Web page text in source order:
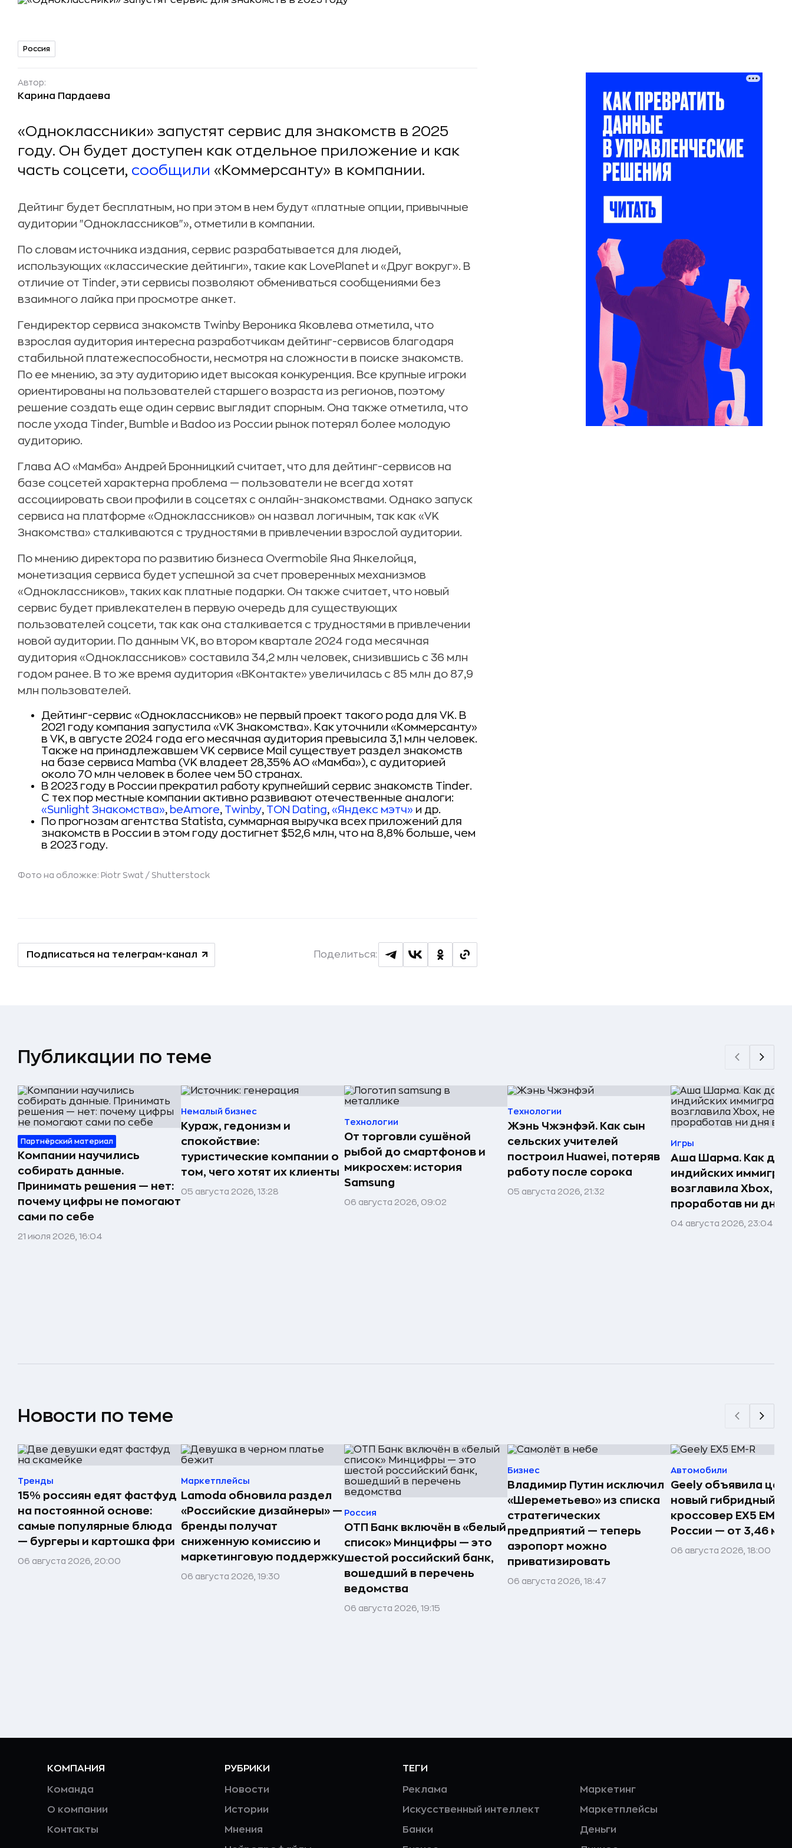
Россия
Автор:
Карина Пардаева
«Одноклассники» запустят сервис для знакомств в 2025
году. Он будет доступен как отдельное приложение и как
часть соцсети, сообщили «Коммерсанту» в компании.
Дейтинг будет бесплатным, но при этом в нем будут «платные опции, привычные
аудитории "Одноклассников"», отметили в компании.
По словам источника издания, сервис разрабатывается для людей,
использующих «классические дейтинги», такие как LovePlanet и «Друг вокруг». В
отличие от Tinder, эти сервисы позволяют обмениваться сообщениями без
взаимного лайка при просмотре анкет.
Гендиректор сервиса знакомств Twinby Вероника Яковлева отметила, что
взрослая аудитория интересна разработчикам дейтинг-сервисов благодаря
стабильной платежеспособности, несмотря на сложности в поиске знакомств.
По ее мнению, за эту аудиторию идет высокая конкуренция. Все крупные игроки
ориентированы на пользователей старшего возраста из регионов, поэтому
решение создать еще один сервис выглядит спорным. Она также отметила, что
после ухода Tinder, Bumble и Badoo из России рынок потерял более молодую
аудиторию.
Глава АО «Мамба» Андрей Бронницкий считает, что для дейтинг-сервисов на
базе соцсетей характерна проблема — пользователи не всегда хотят
ассоциировать свои профили в соцсетях с онлайн-знакомствами. Однако запуск
сервиса на платформе «Одноклассников» он назвал логичным, так как «VK
Знакомства» сталкиваются с трудностями в привлечении взрослой аудитории.
По мнению директора по развитию бизнеса Overmobile Яна Янкелойця,
монетизация сервиса будет успешной за счет проверенных механизмов
«Одноклассников», таких как платные подарки. Он также считает, что новый
сервис будет привлекателен в первую очередь для существующих
пользователей соцсети, так как она сталкивается с трудностями в привлечении
новой аудитории. По данным VK, во втором квартале 2024 года месячная
аудитория «Одноклассников» составила 34,2 млн человек, снизившись с 36 млн
годом ранее. В то же время аудитория «ВКонтакте» увеличилась с 85 млн до 87,9
млн пользователей.
Дейтинг-сервис «Одноклассников» не первый проект такого рода для VK. В
2021 году компания запустила «VK Знакомства». Как уточнили «Коммерсанту»
в VK, в августе 2024 года его месячная аудитория превысила 3,1 млн человек.
Также на принадлежавшем VK сервисе Mail существует раздел знакомств
на базе сервиса Mamba (VK владеет 28,35% АО «Мамба»), с аудиторией
около 70 млн человек в более чем 50 странах.
В 2023 году в России прекратил работу крупнейший сервис знакомств Tinder.
С тех пор местные компании активно развивают отечественные аналоги:
«Sunlight Знакомства», beAmore, Twinby, TON Dating, «Яндекс мэтч» и др.
По прогнозам агентства Statista, суммарная выручка всех приложений для
знакомств в России в этом году достигнет $52,6 млн, что на 8,8% больше, чем
в 2023 году.
Фото на обложке: Piotr Swat / Shutterstock
Подписаться на телеграм-канал Поделиться:
Публикации по теме
Партнёрский материал
Компании научились
собирать данные.
Принимать решения — нет:
почему цифры не помогают
сами по себе
21 июля 2026, 16:04
Немалый бизнес
Кураж, гедонизм и
спокойствие:
туристические компании о
том, чего хотят их клиенты
05 августа 2026, 13:28
Технологии
От торговли сушёной
рыбой до смартфонов и
микросхем: история
Samsung
06 августа 2026, 09:02
Технологии
Жэнь Чжэнфэй. Как сын
сельских учителей
построил Huawei, потеряв
работу после сорока
05 августа 2026, 21:32
Игры
Аша Шарма. Как
индийских
возглавила Xbox, не
проработав ни дня
04 августа 2026, 23:04
Новости по теме
Тренды
15% россиян едят фастфуд
на постоянной основе:
самые популярные блюда
— бургеры и картошка фри
06 августа 2026, 20:00
Маркетплейсы
Lamoda обновила раздел
«Российские дизайнеры» —
бренды получат
сниженную комиссию и
маркетинговую поддержку
06 августа 2026, 19:30
Россия
ОТП Банк включён в «белый
список» Минцифры — это
шестой российский банк,
вошедший в перечень
ведомства
06 августа 2026, 19:15
Бизнес
Владимир Путин исключил
«Шереметьево» из списка
стратегических
предприятий — теперь
аэропорт можно
приватизировать
06 августа 2026, 18:47
Автомобили
Geely объявила
новый гибридный
кроссовер EX5 EM-R
России — от 3,46
06 августа 2026, 18:00
КОМПАНИЯ
Команда
О компании
Контакты
РУБРИКИ
Новости
Истории
Мнения
ТЕГИ
Реклама
Искусственный интеллект
Банки
Маркетинг
Маркетплейсы
Деньги